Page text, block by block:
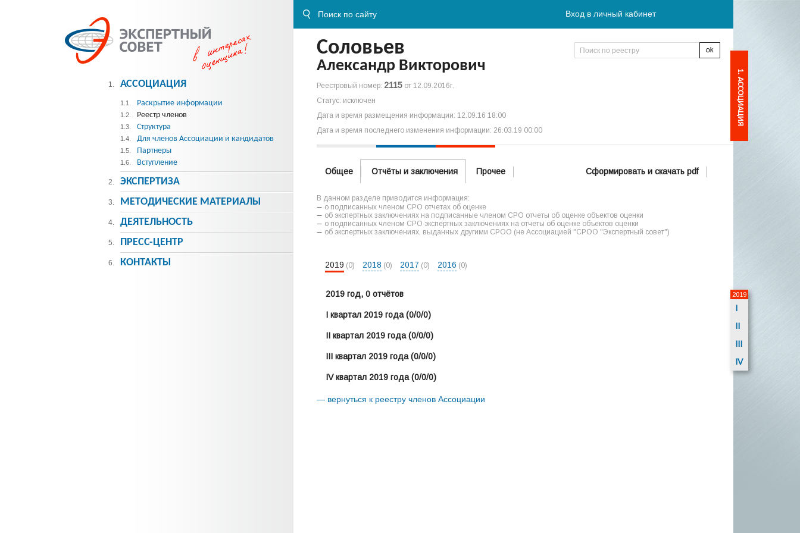
Вход в личный кабинет
Соловьев
Александр Викторович
Реестровый номер: 2115 от 12.09.2016г.
Статус: исключен
Дата и время размещения информации: 12.09.16 18:00
Дата и время последнего изменения информации: 26.03.19 00:00
Общее Отчёты и заключения Прочее Сформировать и скачать pdf
В данном разделе приводится информация:
о подписанных членом СРО отчетах об оценке
об экспертных заключениях на подписанные членом СРО отчеты об оценке объектов оценки
о подписанных членом СРО экспертных заключениях на отчеты об оценке объектов оценки
об экспертных заключениях, выданных другими СРОО (не Ассоциацией "СРОО "Экспертный совет")
2019 (0) 2018 (0) 2017 (0) 2016 (0)
2019 год, 0 отчётов 2019
I
II
III
IV
I квартал 2019 года(0/0/0)
II квартал 2019 года(0/0/0)
III квартал 2019 года(0/0/0)
IV квартал 2019 года(0/0/0)
— вернуться к реестру членов Ассоциации
1. АССОЦИАЦИЯ
1.1. Раскрытие информации
1.2. Реестр членов
1.3. Структура
1.4. Для членов Ассоциации и кандидатов
1.5. Партнеры
1.6. Вступление
2. ЭКСПЕРТИЗА
3. МЕТОДИЧЕСКИE МАТЕРИАЛЫ
4. ДЕЯТЕЛЬНОСТЬ
5. ПРЕСС-ЦЕНТР
6. КОНТАКТЫ
1. АССОЦИАЦИЯ